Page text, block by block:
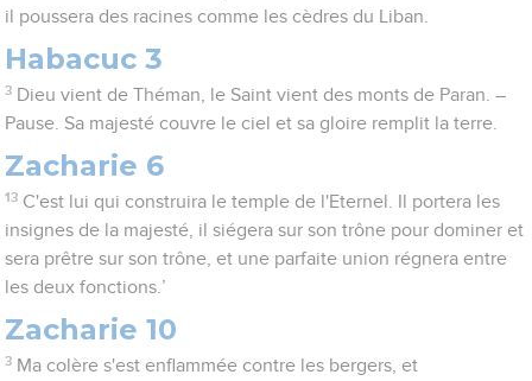
il poussera des racines comme les cèdres du Liban.
Habacuc 3
3 Dieu vient de Théman, le Saint vient des monts de Paran. –
Pause. Sa majesté couvre le ciel et sa gloire remplit la terre.
Zacharie 6
13 C'est lui qui construira le temple de l'Eternel. Il portera les
insignes de la majesté, il siégera sur son trône pour dominer et
sera prêtre sur son trône, et une parfaite union régnera entre
les deux fonctions.’
Zacharie 10
3 Ma colère s'est enflammée contre les bergers, et